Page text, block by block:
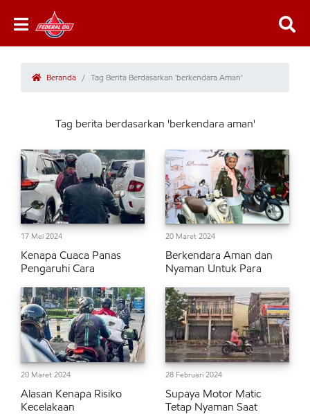
Beranda Tag Berita Berdasarkan 'berkendara Aman'
Tag berita berdasarkan 'berkendara aman'
17 Mei 2024
Kenapa Cuaca Panas
Pengaruhi Cara
20 Maret 2024
Berkendara Aman dan
Nyaman Untuk Para
20 Maret 2024
Alasan Kenapa Risiko
Kecelakaan
28 Februari 2024
Supaya Motor Matic
Tetap Nyaman Saat